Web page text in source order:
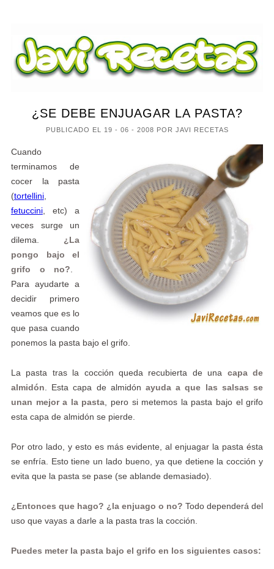
¿SE DEBE ENJUAGAR LA PASTA?
PUBLICADO EL 19 - 06 - 2008 POR JAVI RECETAS
Cuando
terminamos de
cocer la pasta
(tortellini,
fetuccini, etc) a
veces surge un
dilema.¿La
pongo bajo el
grifo o no?.
Para ayudarte a
decidir primero
veamos que es lo
que pasa cuando
ponemos la pasta bajo el grifo.
La pasta tras la cocción queda recubierta de una capa de
almidón. Esta capa de almidón ayuda a que las salsas se
unan mejor a la pasta, pero si metemos la pasta bajo el grifo
esta capa de almidón se pierde.
Por otro lado, y esto es más evidente, al enjuagar la pasta ésta
se enfría. Esto tiene un lado bueno, ya que detiene la cocción y
evita que la pasta se pase (se ablande demasiado).
¿Entonces que hago? ¿la enjuago o no?Todo dependerá del
uso que vayas a darle a la pasta tras la cocción.
Puedes meter la pasta bajo el grifo en los siguientes casos: